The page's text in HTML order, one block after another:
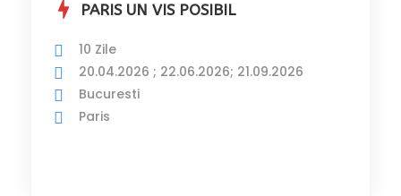
PARIS UN VIS POSIBIL
10 Zile
20.04.2026 ; 22.06.2026; 21.09.2026
Bucuresti
Paris